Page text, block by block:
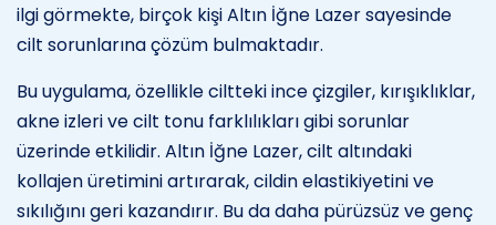
ilgi görmekte, birçok kişi Altın İğne Lazer sayesinde
cilt sorunlarına çözüm bulmaktadır.
Bu uygulama, özellikle ciltteki ince çizgiler, kırışıklıklar,
akne izleri ve cilt tonu farklılıkları gibi sorunlar
üzerinde etkilidir. Altın İğne Lazer, cilt altındaki
kollajen üretimini artırarak, cildin elastikiyetini ve
sıkılığını geri kazandırır. Bu da daha pürüzsüz ve genç